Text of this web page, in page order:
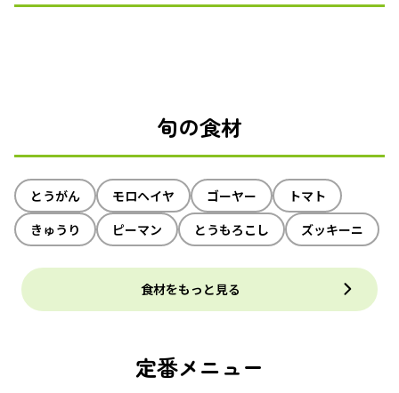
旬の食材
とうがん モロヘイヤ ゴーヤー
トマト
きゅうり
ピーマン とうもろこし ズッキーニ
食材をもっと見る
定番メニュー